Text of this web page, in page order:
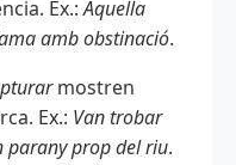
Ex.:Aquella
amb obstinació.
mostren
Ex.: Van trobar
prop del riu.